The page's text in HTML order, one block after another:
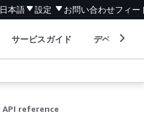
日本語 設定 お問い合わせフィー
サービスガイド デベロッパ
API reference